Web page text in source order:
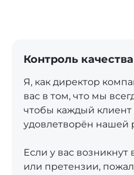
Контроль качества
Я, как директор
вас в том, что мы
чтобы каждый
удовлетворён нашей
Если у вас возникнут
или претензии,